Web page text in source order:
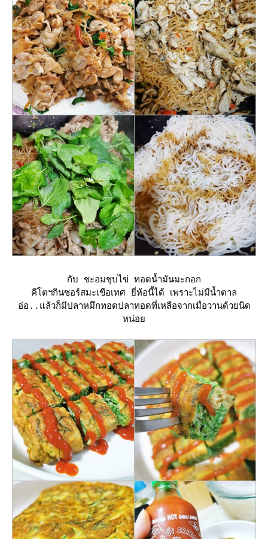
กับ ชะอมชุบไข่ ทอดน้ำมันมะกอก
คีโตฯกินซอร์สมะเขือเทศ ยี่ห้อนี้ได้ เพราะไม่มีน้ำตาล
อ่อ..แล้วก็มีปลาหมึกทอดปลาทอดที่เหลือจากเมื่อวานด้วยนิด
หน่อ